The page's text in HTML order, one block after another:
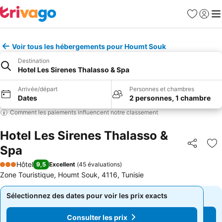
Favoris
Se
Voir tous les hébergements pour Houmt Souk
Destination
Hotel Les Sirenes Thalasso & Spa
Arrivée/départ
Dates
Personnes et chambres
2 personnes, 1 chambre
Comment les paiements influencent notre classement
Hotel Les Sirenes Thalasso &
Spa
Partager
3 Étoiles
Hôtel 9,5 Excellent (45 évaluations)
Zone Touristique, Houmt Souk, 4116, Tunisie
Sélectionnez des dates pour voir les prix exacts
Consulter les prix
Sélectionnez des dates pour voir les prix exacts
Consulter les prix